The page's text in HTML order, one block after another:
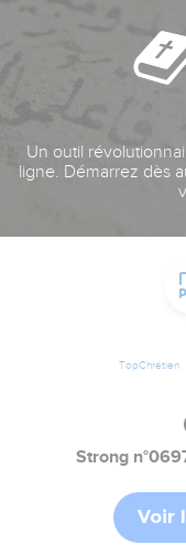
Un outil
ligne. Démarrez dès
TopChrétien
Strong
Voir